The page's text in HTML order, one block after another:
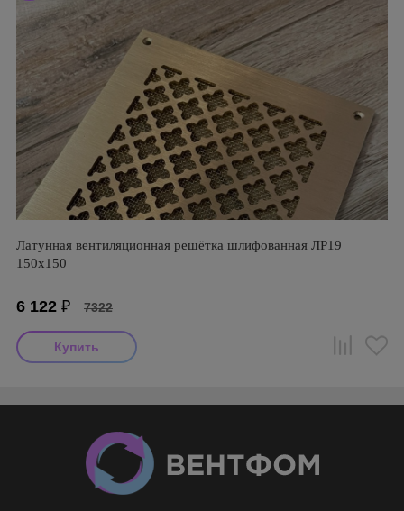
Латунная вентиляционная решётка шлифованная ЛР19
150х150
6 122 ₽ 7322